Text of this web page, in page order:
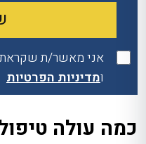
אני מאשר/ת
ומדיניות הפרטיות
כמה עולה